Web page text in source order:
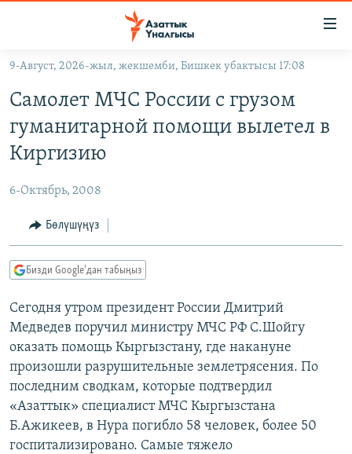
Навигацияга
өтүңүз
салыңыз
САЯСАТ
ЭКОНОМИКА
МАДАНИЯТ
ДҮЙНӨ
ДҮЙНӨ
БОРБОР АЗИЯ
УКРАИНА
АТАЙЫН ИЛИКТӨӨ
ТВ ПРОГРАММАЛАР
ЭКСПЕРТТЕР ТАЛДАЙТ
БИЗ ЖАНА ДҮЙНӨ
ЭЖЕ-СИҢДИЛЕР
АЗАТТЫК+
ЫҢГАЙСЫЗ СУРООЛОР
ӨЗГӨЧӨ ПИКИР
Русский
ОНЛАЙН ШЕРИНЕ
9-Август, 2026-жыл, жекшемби, Бишкек убактысы 17:08
Самолет МЧС России с грузом
гуманитарной помощи вылетел в
Киргизию
6-Октябрь, 2008
Бөлүшүңүз
Бизди Google'дан табыңыз
Сегодня утром президент России Дмитрий
Медведев поручил министру МЧС РФ С.Шойгу
оказать помощь Кыргызстану, где накануне
произошли разрушительные землетрясения. По
последним сводкам, которые подтвердил
«Азаттык» специалист МЧС Кыргызстана
Б.Ажикеев, в Нура погибло 58 человек, более 50
госпитализировано. Самые тяжело